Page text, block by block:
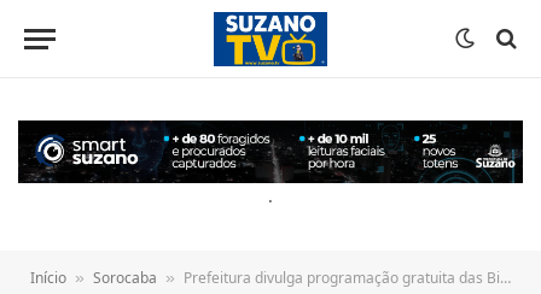
conteúdo
.
Início » Sorocaba » Prefeitura divulga programação gratuita das Bibliotecas Municipais de Sorocaba em maio